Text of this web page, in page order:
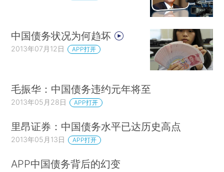
中国债务状况为何趋坏
2013年07月12日 APP打开
毛振华：中国债务违约元年将至
2013年05月28日 APP打开
里昂证券：中国债务水平已达历史高点
2013年05月13日 APP打开
APP中国债务背后的幻变